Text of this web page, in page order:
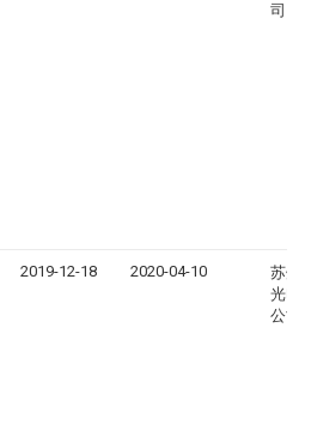
司
2019-12-18 2020-04-10
苏州
光电
公司